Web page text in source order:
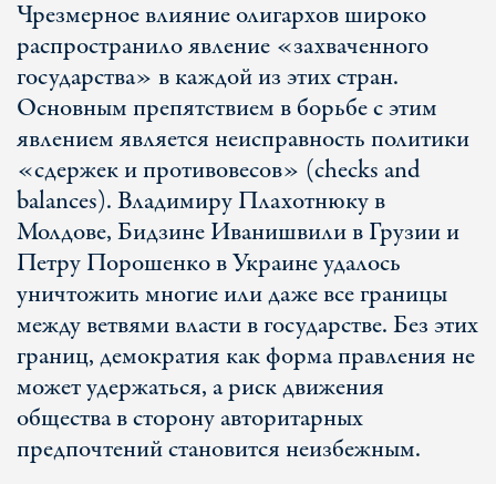
Чрезмерное влияние олигархов широко
распространило явление «захваченного
государства» в каждой из этих стран.
Основным препятствием в борьбе с этим
явлением является неисправность политики
«сдержек и противовесов» (checks and
balances). Владимиру Плахотнюку в
Молдове, Бидзине Иванишвили в Грузии и
Петру Порошенко в Украине удалось
уничтожить многие или даже все границы
между ветвями власти в государстве. Без этих
границ, демократия как форма правления не
может удержаться, а риск движения
общества в сторону авторитарных
предпочтений становится неизбежным.